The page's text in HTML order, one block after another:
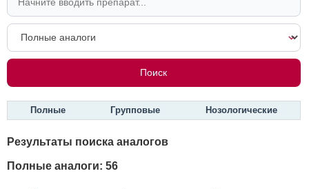
Полные Групповые Нозологические
Результаты поиска аналогов
Полные аналоги: 56